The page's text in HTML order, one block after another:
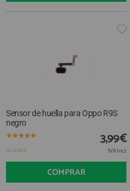
Sensor de huella para Oppo R9S
negro
En STOCK
3,99€
IVA Incl.
COMPRAR